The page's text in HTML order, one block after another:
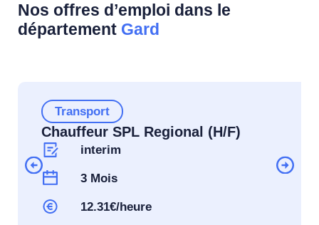
Nos offres d’emploi dans le
département Gard
Transport
Chauffeur SPL Regional (H/F)
interim
3 Mois
12.31€/heure